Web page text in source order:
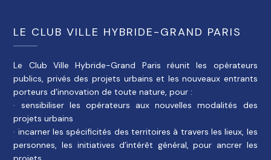
LE CLUB VILLE HYBRIDE-GRAND PARIS
Le Club Ville Hybride-Grand Paris réunit les opérateurs
publics, privés des projets urbains et les nouveaux entrants
porteurs d’innovation de toute nature, pour :
· sensibiliser les opérateurs aux nouvelles modalités des
projets urbains
· incarner les spécificités des territoires à travers les lieux, les
personnes, les initiatives d’intérêt général, pour ancrer les